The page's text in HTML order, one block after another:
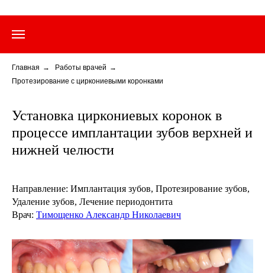
Главная → Работы врачей →
Протезирование с циркониевыми коронками
Установка циркониевых коронок в
процессе имплантации зубов верхней и
нижней челюсти
Направление: Имплантация зубов, Протезирование зубов,
Удаление зубов, Лечение периодонтита
Врач: Тимощенко Александр Николаевич